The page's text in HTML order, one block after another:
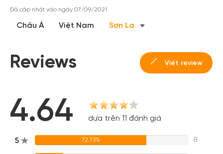
Đã cập nhật vào ngày 07/09/2021
Châu Á Việt Nam Sơn La
Reviews Viết review
4.64 dựa trên 11 đánh giá
5 72.73% 8